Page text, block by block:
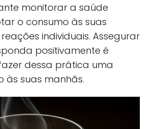
monitorar a saúde
o consumo às suas
individuais. Assegurar
positivamente é
dessa prática uma
às suas manhãs.